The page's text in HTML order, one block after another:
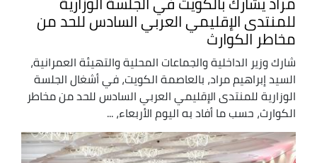
للمنتدى الإقليمي العربي السادس للحد من
مخاطر الكوارث
شارك وزير الداخلية والجماعات المحلية والتهيئة العمرانية،
السيد إبراهيم مراد، بالعاصمة الكويت، في أشغال الجلسة
الوزارية للمنتدى الإقليمي العربي السادس للحد من مخاطر
الكوارث، حسب ما أفاد به اليوم الأربعاء، ...